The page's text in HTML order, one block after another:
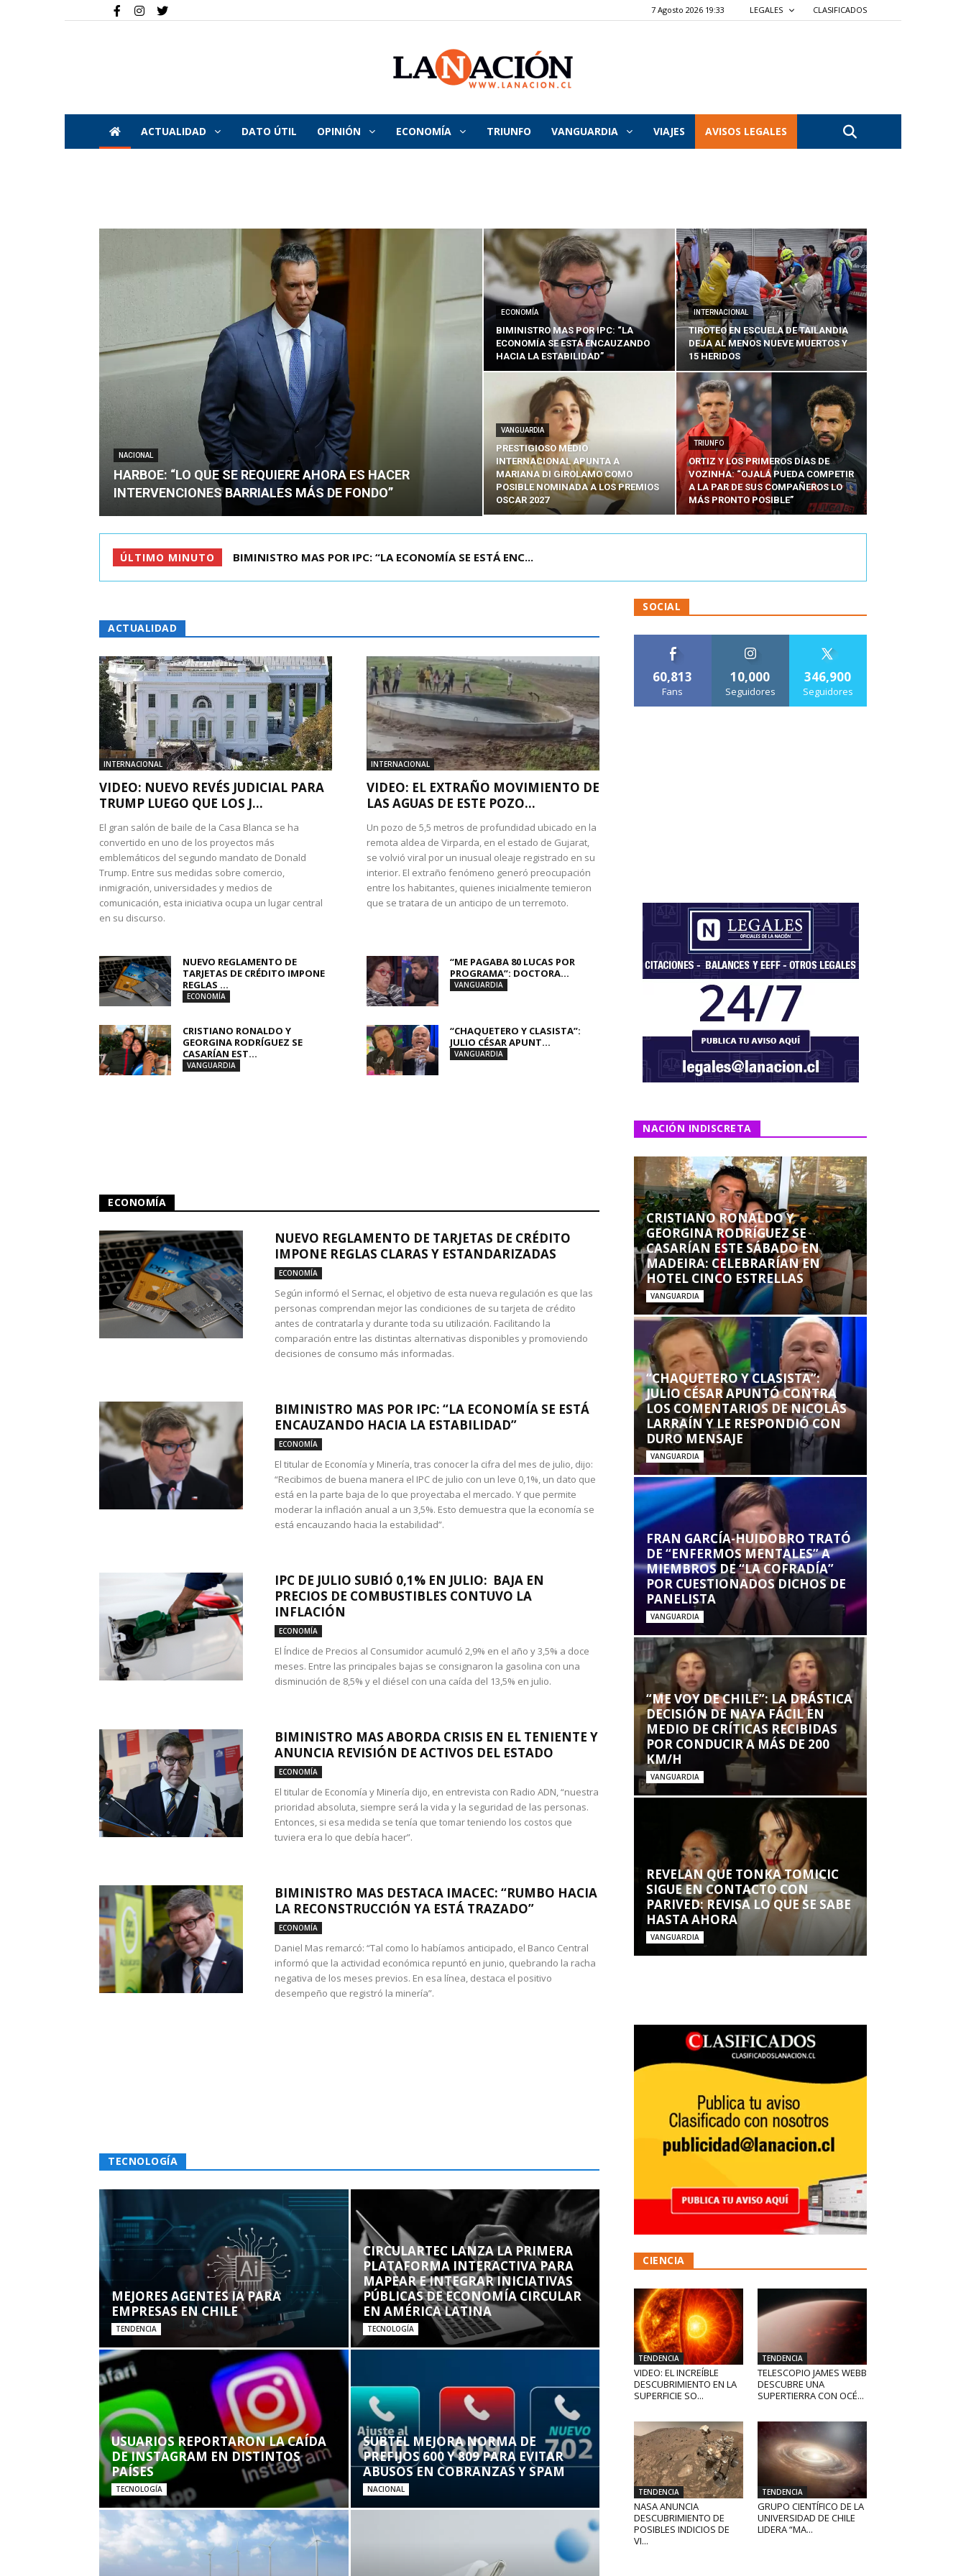
7 Agosto 2026 19:33 LEGALES CLASIFICADOS
La
Nación
ACTUALIDAD DATO ÚTIL OPINIÓN ECONOMÍA TRIUNFO VANGUARDIA VIAJES AVISOS LEGALES
NACIONAL
HARBOE: “LO QUE SE REQUIERE AHORA ES HACER
INTERVENCIONES BARRIALES MÁS DE FONDO”
ECONOMÍA
BIMINISTRO MAS POR IPC: “LA
ECONOMÍA SE ESTÁ ENCAUZANDO
HACIA LA ESTABILIDAD”
INTERNACIONAL
TIROTEO EN ESCUELA DE TAILANDIA
DEJA AL MENOS NUEVE MUERTOS Y
15 HERIDOS
VANGUARDIA
PRESTIGIOSO MEDIO
INTERNACIONAL APUNTA A
MARIANA DI GIROLAMO COMO
POSIBLE NOMINADA A LOS PREMIOS
OSCAR 2027
TRIUNFO
ORTIZ Y LOS PRIMEROS DÍAS DE
VOZINHA: “OJALÁ PUEDA COMPETIR
A LA PAR DE SUS COMPAÑEROS LO
MÁS PRONTO POSIBLE”
ÚLTIMO MINUTO TIROTEO EN ESCUELA DE TAILANDIA DEJA AL MENOS NUEVE MU...
ACTUALIDAD
INTERNACIONAL
VIDEO: NUEVO REVÉS JUDICIAL PARA
TRUMP LUEGO QUE LOS J...
El gran salón de baile de la Casa Blanca se ha
convertido en uno de los proyectos más
emblemáticos del segundo mandato de Donald
Trump. Entre sus medidas sobre comercio,
inmigración, universidades y medios de
comunicación, esta iniciativa ocupa un lugar central
en su discurso.
INTERNACIONAL
VIDEO: EL EXTRAÑO MOVIMIENTO DE
LAS AGUAS DE ESTE POZO...
Un pozo de 5,5 metros de profundidad ubicado en la
remota aldea de Virparda, en el estado de Gujarat,
se volvió viral por un inusual oleaje registrado en su
interior. El extraño fenómeno generó preocupación
entre los habitantes, quienes inicialmente temieron
que se tratara de un anticipo de un terremoto.
NUEVO REGLAMENTO DE
TARJETAS DE CRÉDITO IMPONE
REGLAS ...
ECONOMÍA
“ME PAGABA 80 LUCAS POR
PROGRAMA”: DOCTORA...
VANGUARDIA
CRISTIANO RONALDO Y
GEORGINA RODRÍGUEZ SE
CASARÍAN EST...
VANGUARDIA
“CHAQUETERO Y CLASISTA”:
JULIO CÉSAR APUNT...
VANGUARDIA
ECONOMÍA
NUEVO REGLAMENTO DE TARJETAS DE CRÉDITO
IMPONE REGLAS CLARAS Y ESTANDARIZADAS
ECONOMÍA
Según informó el Sernac, el objetivo de esta nueva regulación es que las
personas comprendan mejor las condiciones de su tarjeta de crédito
antes de contratarla y durante toda su utilización. Facilitando la
comparación entre las distintas alternativas disponibles y promoviendo
decisiones de consumo más informadas.
BIMINISTRO MAS POR IPC: “LA ECONOMÍA SE ESTÁ
ENCAUZANDO HACIA LA ESTABILIDAD”
ECONOMÍA
El titular de Economía y Minería, tras conocer la cifra del mes de julio, dijo:
“Recibimos de buena manera el IPC de julio con un leve 0,1%, un dato que
está en la parte baja de lo que proyectaba el mercado. Y que permite
moderar la inflación anual a un 3,5%. Esto demuestra que la economía se
está encauzando hacia la estabilidad”.
IPC DE JULIO SUBIÓ 0,1% EN JULIO: BAJA EN
PRECIOS DE COMBUSTIBLES CONTUVO LA
INFLACIÓN
ECONOMÍA
El Índice de Precios al Consumidor acumuló 2,9% en el año y 3,5% a doce
meses. Entre las principales bajas se consignaron la gasolina con una
disminución de 8,5% y el diésel con una caída del 13,5% en julio.
BIMINISTRO MAS ABORDA CRISIS EN EL TENIENTE Y
ANUNCIA REVISIÓN DE ACTIVOS DEL ESTADO
ECONOMÍA
El titular de Economía y Minería dijo, en entrevista con Radio ADN, “nuestra
prioridad absoluta, siempre será la vida y la seguridad de las personas.
Entonces, si esa medida se tenía que tomar teniendo los costos que
tuviera era lo que debía hacer”.
BIMINISTRO MAS DESTACA IMACEC: “RUMBO HACIA
LA RECONSTRUCCIÓN YA ESTÁ TRAZADO”
ECONOMÍA
Daniel Mas remarcó: “Tal como lo habíamos anticipado, el Banco Central
informó que la actividad económica repuntó en junio, quebrando la racha
negativa de los meses previos. En esa línea, destaca el positivo
desempeño que registró la minería”.
TECNOLOGÍA
MEJORES AGENTES IA PARA
EMPRESAS EN CHILE
TENDENCIA
CIRCULARTEC LANZA LA PRIMERA
PLATAFORMA INTERACTIVA PARA
MAPEAR E INTEGRAR INICIATIVAS
PÚBLICAS DE ECONOMÍA CIRCULAR
EN AMÉRICA LATINA
TECNOLOGÍA
USUARIOS REPORTARON LA CAÍDA
DE INSTAGRAM EN DISTINTOS
PAÍSES
TECNOLOGÍA
SUBTEL MEJORA NORMA DE
PREFIJOS 600 Y 809 PARA EVITAR
ABUSOS EN COBRANZAS Y SPAM
NACIONAL
SOCIAL
60,813
Fans
10,000
Seguidores
346,900
Seguidores
NACIÓN INDISCRETA
CRISTIANO RONALDO Y
GEORGINA RODRÍGUEZ SE
CASARÍAN ESTE SÁBADO EN
MADEIRA: CELEBRARÍAN EN
HOTEL CINCO ESTRELLAS
VANGUARDIA
“CHAQUETERO Y CLASISTA”:
JULIO CÉSAR APUNTÓ CONTRA
LOS COMENTARIOS DE NICOLÁS
LARRAÍN Y LE RESPONDIÓ CON
DURO MENSAJE
VANGUARDIA
FRAN GARCÍA-HUIDOBRO TRATÓ
DE “ENFERMOS MENTALES” A
MIEMBROS DE “LA COFRADÍA”
POR CUESTIONADOS DICHOS DE
PANELISTA
VANGUARDIA
“ME VOY DE CHILE”: LA DRÁSTICA
DECISIÓN DE NAYA FÁCIL EN
MEDIO DE CRÍTICAS RECIBIDAS
POR CONDUCIR A MÁS DE 200
KM/H
VANGUARDIA
REVELAN QUE TONKA TOMICIC
SIGUE EN CONTACTO CON
PARIVED: REVISA LO QUE SE SABE
HASTA AHORA
VANGUARDIA
CIENCIA
TENDENCIA
VIDEO: EL INCREÍBLE
DESCUBRIMIENTO EN LA
SUPERFICIE SO...
TENDENCIA
TELESCOPIO JAMES WEBB
DESCUBRE UNA
SUPERTIERRA CON OCÉ...
TENDENCIA
NASA ANUNCIA
DESCUBRIMIENTO DE
POSIBLES INDICIOS DE
VI...
TENDENCIA
GRUPO CIENTÍFICO DE LA
UNIVERSIDAD DE CHILE
LIDERA “MA...